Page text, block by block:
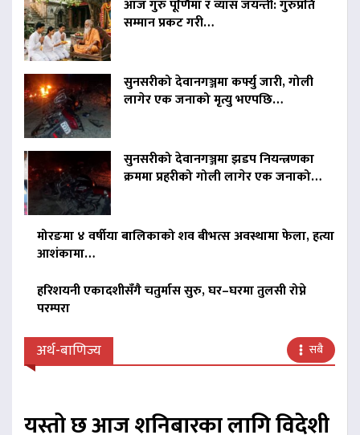
आज गुरु पूर्णिमा र व्यास जयन्ती: गुरुप्रति
सम्मान प्रकट गरी…
सुनसरीको देवानगञ्जमा कर्फ्यु जारी, गोली
लागेर एक जनाको मृत्यु भएपछि…
सुनसरीको देवानगञ्जमा झडप नियन्त्रणका
क्रममा प्रहरीको गोली लागेर एक जनाको…
मोरङमा ४ वर्षीया बालिकाको शव बीभत्स अवस्थामा फेला, हत्या
आशंकामा…
हरिशयनी एकादशीसँगै चतुर्मास सुरु, घर–घरमा तुलसी रोप्ने
परम्परा
अर्थ-बाणिज्य सबै
यस्तो छ आज शनिबारका लागि विदेशी